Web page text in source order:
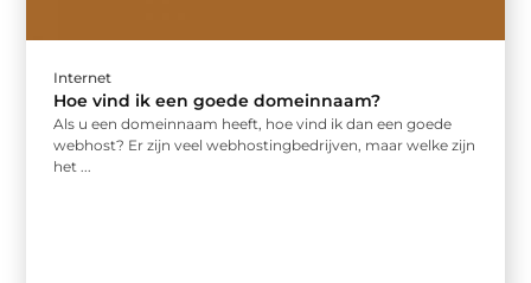
Internet
Hoe vind ik een goede domeinnaam?
Als u een domeinnaam heeft, hoe vind ik dan een goede
webhost? Er zijn veel webhostingbedrijven, maar welke zijn
het ...